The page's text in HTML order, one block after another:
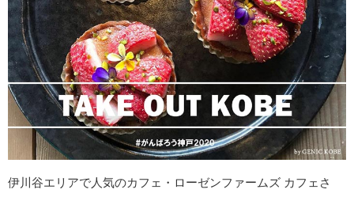
伊川谷エリアで人気のカフェ・ローゼンファームズ カフェさ